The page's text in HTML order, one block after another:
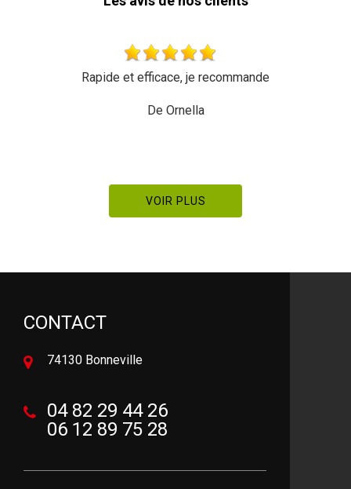
Rapide et efficace, je recommande
De Ornella
VOIR PLUS
CONTACT
74130 Bonneville
04 82 29 44 26
06 12 89 75 28